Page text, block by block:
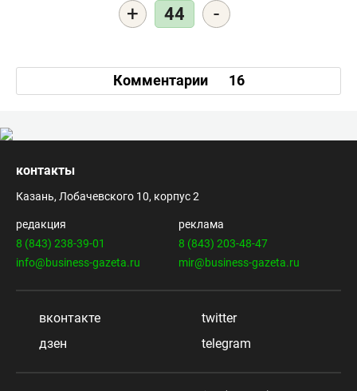
+ 44 -
Комментарии 16
контакты
Казань, Лобачевского 10, корпус 2
редакция
8 (843) 238-39-01
info@business-gazeta.ru
реклама
8 (843) 203-48-47
mir@business-gazeta.ru
вконтакте
twitter
дзен
telegram